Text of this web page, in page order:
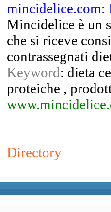
mincidelice.com:
Mincidelice è un
che si riceve
contrassegnati
Keyword: dieta
proteiche ,
Directory